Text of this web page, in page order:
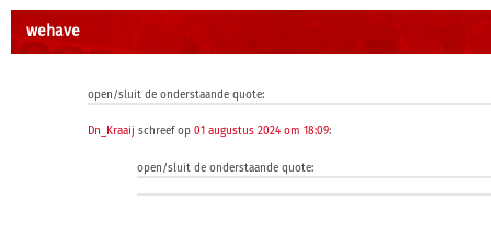
wehave
open/sluit de onderstaande quote:
Dn_Kraaij schreef op 01 augustus 2024 om 18:09:
open/sluit de onderstaande quote: